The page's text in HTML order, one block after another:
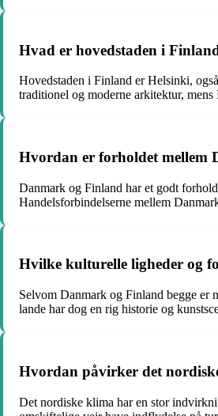
Hvad er hovedstaden i
Hovedstaden i Finland er Helsinki,
traditionel og moderne arkitektur,
Hvordan er forholdet mellem
Danmark og Finland har et godt
Handelsforbindelserne mellem
Hvilke kulturelle ligheder og
Selvom Danmark og Finland begge er
lande har dog en rig historie og
Hvordan påvirker det
Det nordiske klima har en stor